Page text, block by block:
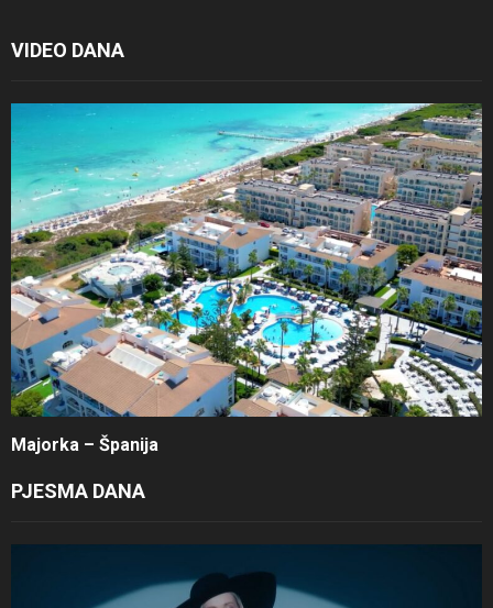
VIDEO DANA
Majorka – Španija
PJESMA DANA